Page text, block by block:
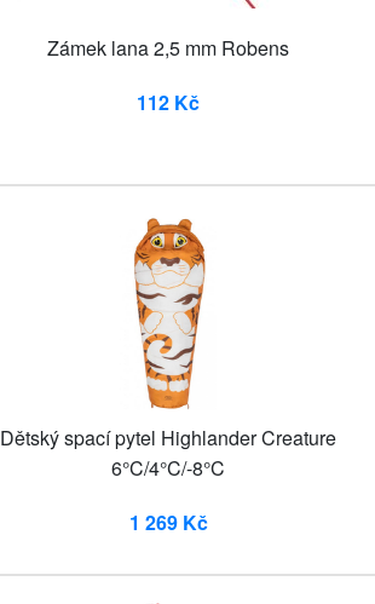
Zámek lana 2,5 mm Robens
112 Kč
Dětský spací pytel Highlander Creature
6°C/4°C/-8°C
1 269 Kč